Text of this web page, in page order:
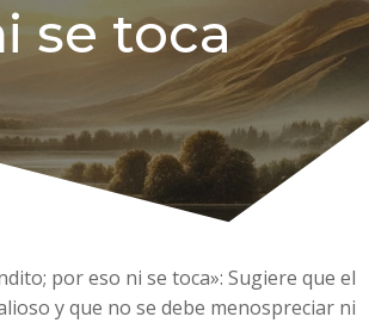
se toca
por eso ni se toca»: Sugiere que el
y que no se debe menospreciar ni